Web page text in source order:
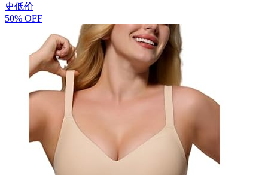
史低价
50% OFF